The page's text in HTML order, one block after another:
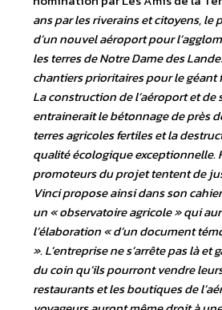
ans par les riverains et citoyens,
d’un nouvel aéroport pour
les terres de Notre Dame des
chantiers prioritaires pour le géant
La construction de l’aéroport et de
entrainerait le bétonnage de près
terres agricoles fertiles et la
qualité écologique exceptionnelle.
promoteurs du projet tentent de
Vinci propose ainsi dans son
un « observatoire agricole » qui
l’élaboration « d’un document
». L’entreprise ne s’arrête pas là
du coin qu’ils pourront vendre
restaurants et les boutiques de